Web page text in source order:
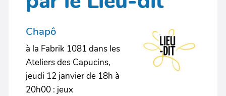
Chapô
à la Fabrik 1081 dans les
Ateliers des Capucins,
jeudi 12 janvier de 18h à
20h00 : jeux